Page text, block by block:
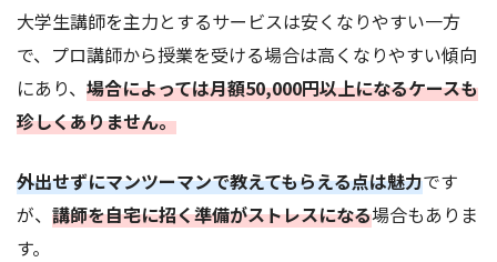
大学生講師を主力とするサービスは安くなりやすい一方
で、プロ講師から授業を受ける場合は高くなりやすい傾向
にあり、 場合によっては月額50,000円以上になるケースも
珍しくありません。
外出せずにマンツーマンで教えてもらえる点は魅力です
が、 講師を自宅に招く準備がストレスになる場合もありま
す。